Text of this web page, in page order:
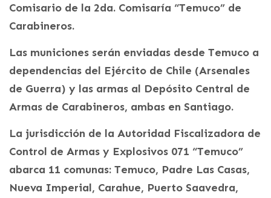
Comisario de la 2da. Comisaría “Temuco” de
Carabineros.
Las municiones serán enviadas desde Temuco a
dependencias del Ejército de Chile (Arsenales
de Guerra) y las armas al Depósito Central de
Armas de Carabineros, ambas en Santiago.
La jurisdicción de la Autoridad Fiscalizadora de
Control de Armas y Explosivos 071 “Temuco”
abarca 11 comunas: Temuco, Padre Las Casas,
Nueva Imperial, Carahue, Puerto Saavedra,